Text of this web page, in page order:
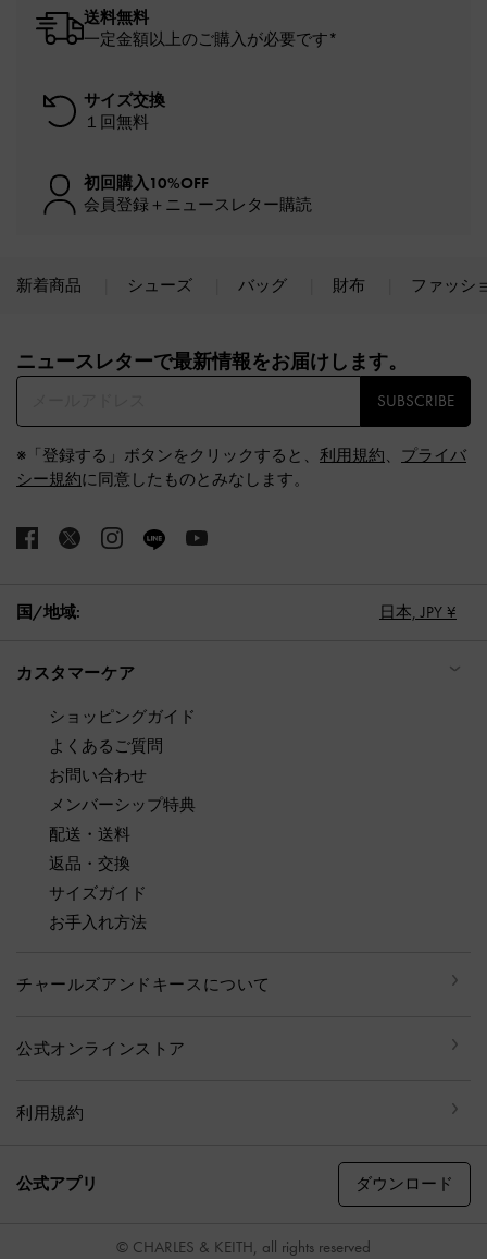
送料無料
一定金額以上のご購入が必要です*
サイズ交換
１回無料
初回購入10%OFF
会員登録＋ニュースレター購読
新着商品 シューズ バッグ 財布 ファッシ
ニュースレターで最新情報をお届けします。​
SUBSCRIBE
※「登録する」ボタンをクリックすると、 利用規約、 プライバ
シー規約に同意したものとみなします。
国/地域: 日本, JPY ¥
カスタマーケア
ショッピングガイド
よくあるご質問
お問い合わせ
メンバーシップ特典
配送・送料
返品・交換
サイズガイド
お手入れ方法
チャールズアンドキースについて
公式オンラインストア
利用規約
公式アプリ ダウンロード
© CHARLES & KEITH, all rights reserved